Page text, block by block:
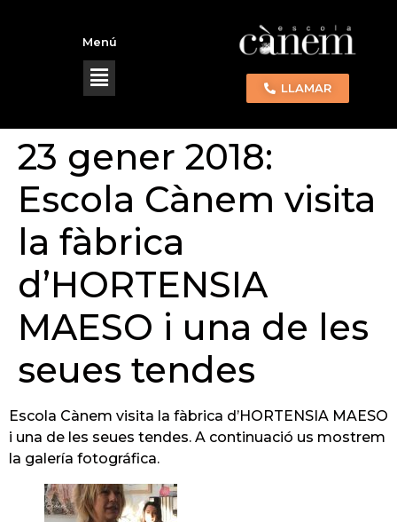
Menú
LLAMAR
23 gener 2018:
Escola Cànem visita
la fàbrica
d’HORTENSIA
MAESO i una de les
seues tendes
Escola Cànem visita la fàbrica d’HORTENSIA MAESO
i una de les seues tendes. A continuació us mostrem
la galería fotográfica.